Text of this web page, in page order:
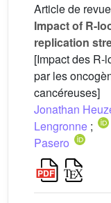
Article de revue
Impact of R-
replication
[Impact des R-
par les
cancéreuses]
Jonathan
Lengronne ;
Pasero